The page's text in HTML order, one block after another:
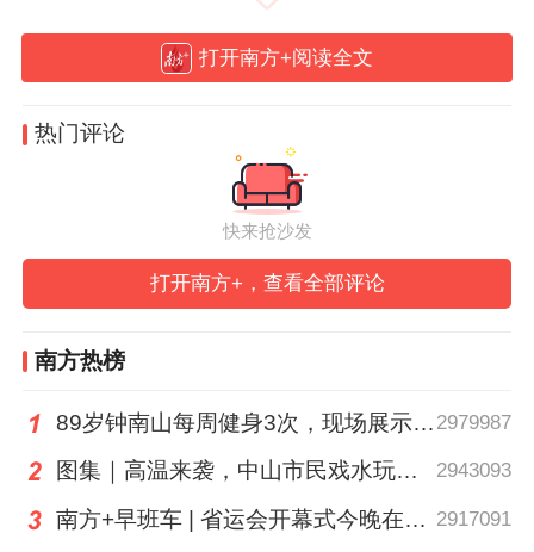
活动现场，广州市总工会发布《广州工会职
工疗休养工作指引（试行）》，创新推出“疗
验：
一次主题教育：融入红色历史、工匠精神、
职业道德等元素，开展思政学习与革命传统
教育；
一次健康讲座：围绕疾病预防、心理健康、
睡眠管理、压力调适等提供健康服务；
一次康复理疗：提供中医推拿、针灸、艾
灸、温泉理疗及现代心理舒缓服务；
打开南方+阅读全文
热门评论
快来抢沙发
打开南方+，查看全部评论
南方热榜
89岁钟南山每周健身3次，现场展示常用拉力器 2979987
图集｜高温来袭，中山市民戏水玩泡沫消暑 2943093
南方+早班车 | 省运会开幕式今晚在茂名举行 2917091